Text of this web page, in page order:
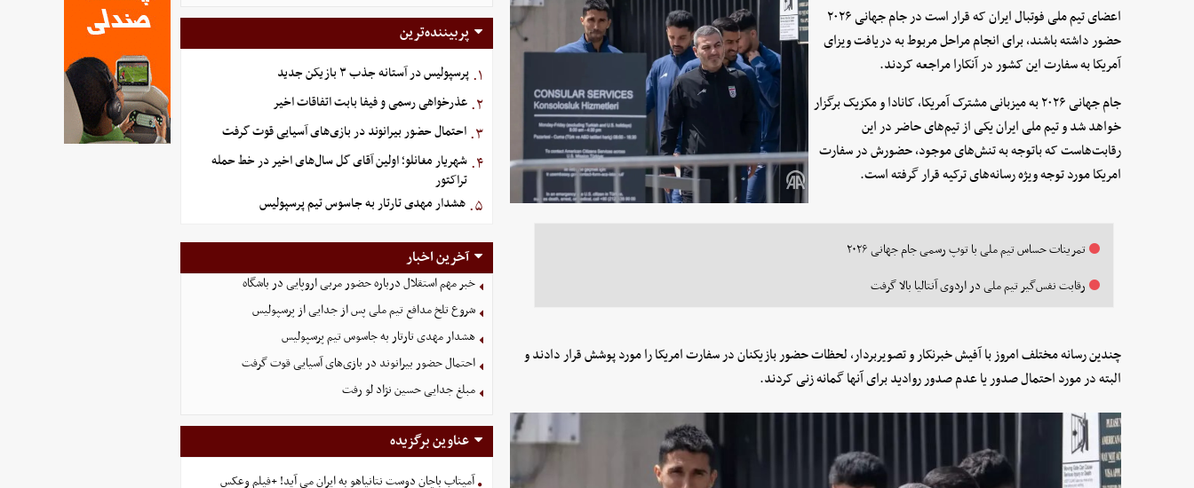
اعضای تیم ملی فوتبال ایران که قرار است در جام جهانی ۲۰۲۶
حضور داشته باشند، برای انجام مراحل مربوط به دریافت ویزای
آمریکا به سفارت این کشور در آنکارا مراجعه کردند.
جام جهانی ۲۰۲۶ به میزبانی مشترک آمریکا، کانادا و مکزیک برگزار
خواهد شد و تیم ملی ایران یکی از تیم‌های حاضر در این
رقابت‌هاست که باتوجه به تنش‌های موجود، حضورش در سفارت
امریکا مورد توجه ویژه رسانه‌های ترکیه قرار گرفته است.
تمرینات حساس تیم ملی با توپ رسمی جام جهانی ۲۰۲۶
رقابت نفس‌گیر تیم ملی در اردوی آنتالیا بالا گرفت
چندین رسانه مختلف امروز با آفیش خبرنکار و تصویربردار، لحظات حضور بازیکنان در سفارت امریکا را مورد پوشش قرار دادند و
البته در مورد احتمال صدور یا عدم صدور روادید برای آنها گمانه زنی کردند.
پربیننده‌ترین
۱. پرسپولیس در آستانه جذب ۳ بازیکن جدید
۲. عذرخواهی رسمی و فیفا بابت اتفاقات اخیر
۳. احتمال حضور بیرانوند در بازی‌های آسیایی قوت گرفت
۴. شهریار مغانلو؛ اولین آقای گل سال‌های اخیر در خط حمله
تراکتور
۵. هشدار مهدی تارتار به جاسوس تیم پرسپولیس
آخرین اخبار
خبر مهم استقلال درباره حضور مربی اروپایی در باشگاه
شروع تلخ مدافع تیم ملی پس از جدایی از پرسپولیس
هشدار مهدی تارتار به جاسوس تیم پرسپولیس
احتمال حضور بیرانوند در بازی‌های آسیایی قوت گرفت
مبلغ جدایی حسین نژاد لو رفت
عناوین برگزیده
آمیتاب باچان دوست نتانیاهو به ایران می آید! +فیلم وعکس